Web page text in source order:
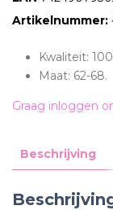
Artikelnummer:
Kwaliteit:
Maat: 62-68.
Graag inloggen
Beschrijving